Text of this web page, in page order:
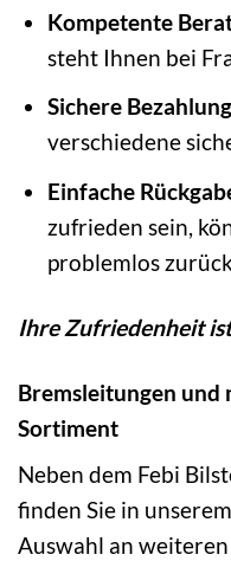
Kompetente
steht Ihnen bei
Sichere
verschiedene
Einfache
zufrieden sein,
problemlos
Ihre Zufriedenheit
Bremsleitungen und
Sortiment
Neben dem Febi
finden Sie in
Auswahl an